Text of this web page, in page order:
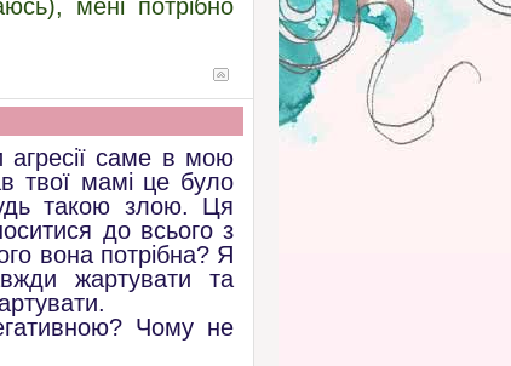
мені потрібно
агресії саме в мою
твої мамі це було
такою злою. Ця
до всього з
вона потрібна? Я
жартувати та
Чому не